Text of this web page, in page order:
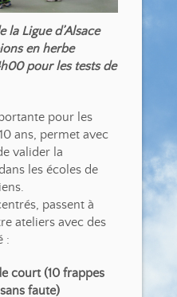
la Ligue d’Alsace
en herbe
pour les tests de
pour les
ans, permet avec
valider la
les écoles de
passent à
ateliers avec des
:
court (10 frappes
faute)